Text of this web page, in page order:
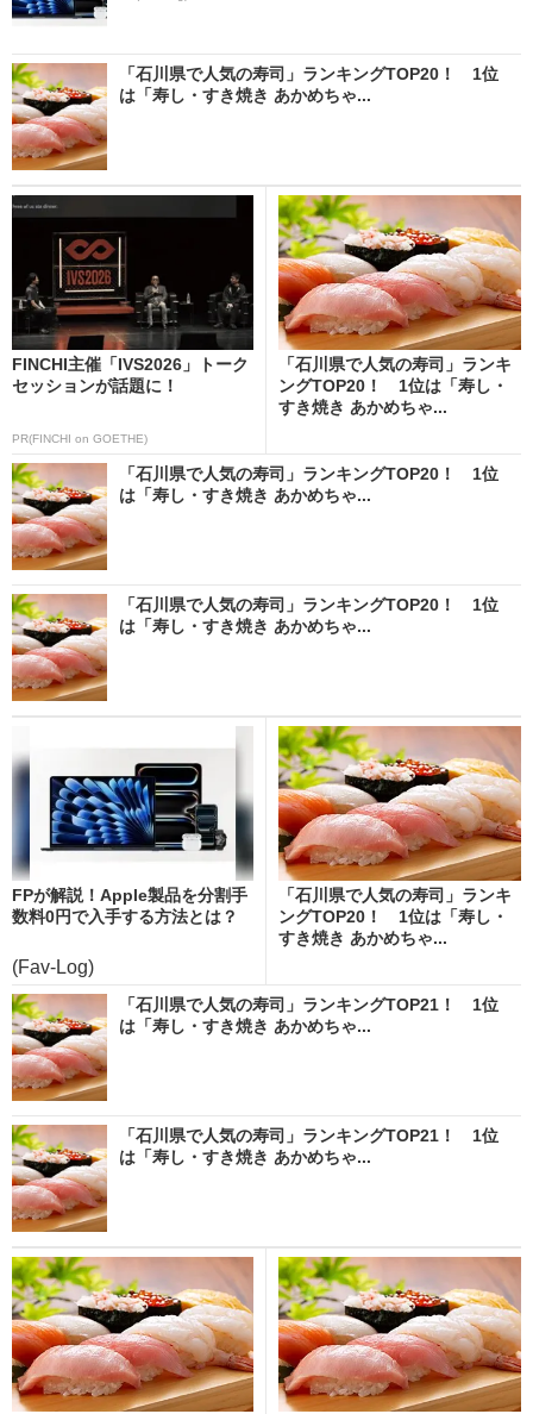
「石川県で人気の寿司」ランキングTOP20！ 1位
は「寿し・すき焼き あかめちゃ...
FINCHI主催「IVS2026」トーク
セッションが話題に！
PR(FINCHI on GOETHE)
「石川県で人気の寿司」ランキ
ングTOP20！ 1位は「寿し・
すき焼き あかめちゃ...
「石川県で人気の寿司」ランキングTOP20！ 1位
は「寿し・すき焼き あかめちゃ...
「石川県で人気の寿司」ランキングTOP20！ 1位
は「寿し・すき焼き あかめちゃ...
FPが解説！Apple製品を分割手
数料0円で入手する方法とは？
(Fav-Log)
「石川県で人気の寿司」ランキ
ングTOP20！ 1位は「寿し・
すき焼き あかめちゃ...
「石川県で人気の寿司」ランキングTOP21！ 1位
は「寿し・すき焼き あかめちゃ...
「石川県で人気の寿司」ランキングTOP21！ 1位
は「寿し・すき焼き あかめちゃ...